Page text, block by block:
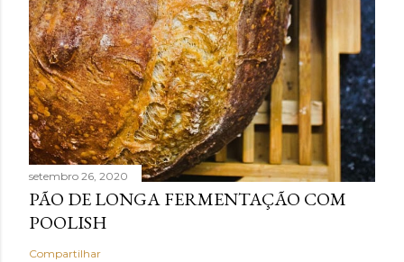
setembro 26, 2020
PÃO DE LONGA FERMENTAÇÃO COM
POOLISH
Compartilhar